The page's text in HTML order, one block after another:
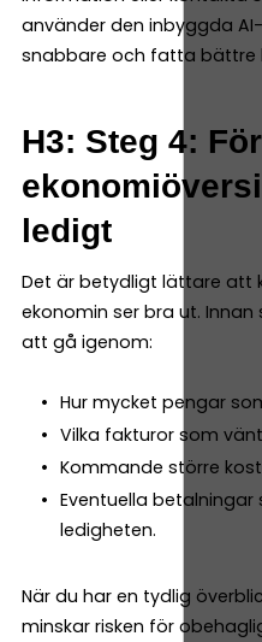
använder den inbyggda
snabbare och fatta bättre
H3: Steg 4:
ledigt
Det är betydligt lättare att
ekonomin ser bra ut.
att gå igenom:
Hur mycket pengar
Vilka fakturor som
Kommande större
Eventuella
ledigheten.
När du har en tydlig
minskar risken för